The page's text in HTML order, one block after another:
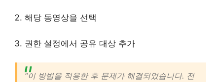
해당 동영상을 선택
권한 설정에서 공유 대상 추가
“이 방법을 적용한 후 문제가 해결되었습니다. 전